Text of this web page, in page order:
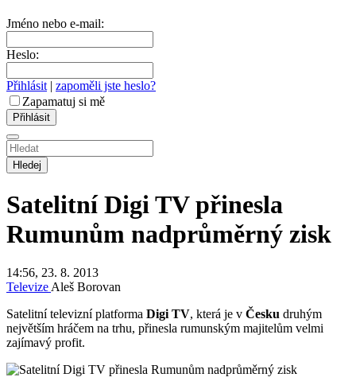
Jméno nebo e-mail:
Heslo:
Přihlásit | zapoměli jste heslo?
Zapamatuj si mě
Hledej
Satelitní Digi TV přinesla
Rumunům nadprůměrný zisk
14:56, 23. 8. 2013
TelevizeAleš Borovan
Satelitní televizní platforma Digi TV, která je v Česku druhým
největším hráčem na trhu, přinesla rumunským majitelům velmi
zajímavý profit.